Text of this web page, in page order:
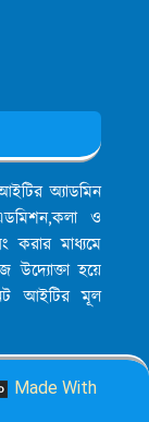
অ্যাডমিন
ও
করার মাধ্যমে
উদ্যোক্তা হয়ে
আইটির মূল
Made With